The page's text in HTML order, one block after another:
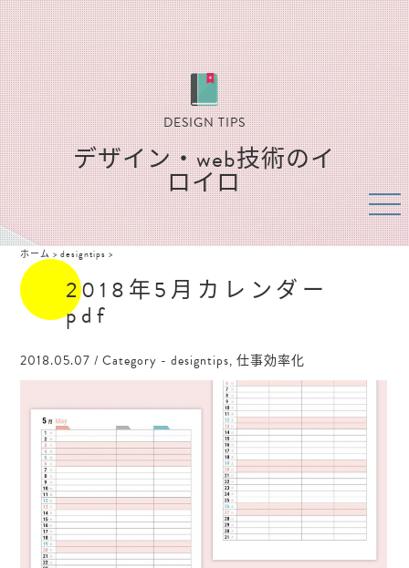
DESIGN TIPS
デザイン・web技術のイ
ロイロ
ホーム >designtips >
2018年5月カレンダー
pdf
2018.05.07/ Category -designtips,仕事効率化